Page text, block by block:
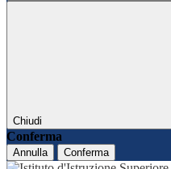
Chiudi
Conferma
Annulla Conferma